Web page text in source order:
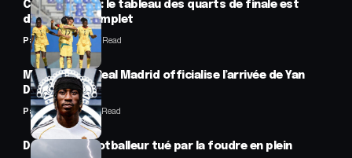
CAN féminine : le tableau des quarts de finale est
désormais complet
Panafrofoot2 Min Read
Mercato : Le Real Madrid officialise l’arrivée de Yan
Diomandé
Panafrofoot1 Min Read
Drame : un footballeur tué par la foudre en plein